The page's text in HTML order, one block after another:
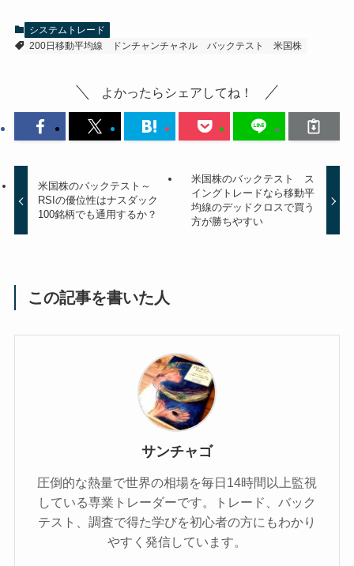
システムトレード
200日移動平均線
ドンチャンチャネル バックテスト 米国株
よかったらシェアしてね！
米国株のバックテスト～
RSIの優位性はナスダック
100銘柄でも通用するか？
米国株のバックテスト ス
イングトレードなら移動平
均線のデッドクロスで買う
方が勝ちやすい
この記事を書いた人
サンチャゴ
圧倒的な熱量で世界の相場を毎日14時間以上監視
している専業トレーダーです。トレード、バック
テスト、調査で得た学びを初心者の方にもわかり
やすく発信しています。